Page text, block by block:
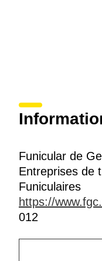
Funicular de
Entreprises de
Funiculaires
https://
012